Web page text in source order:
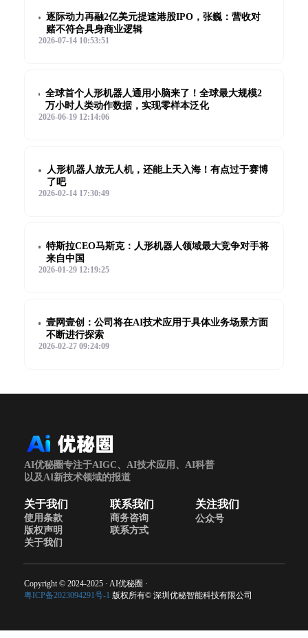
逐际动力再融2亿美元提速港股IPO，张巍：营收对
赌不符合具身商业逻辑
2026-07-14 10:53:51
全球首个人形机器人通用小脑来了！全球最大规模2
万小时人类动作数据，实现零样本泛化
2026-06-19 12:14:06
人形机器人放无人机，还能上天入海！有点过于赛博
了吧
2026-02-14 17:30:49
特斯拉CEO马斯克：人形机器人领域最大竞争对手将
来自中国
2026-01-29 12:19:25
壹网壹创：公司将在AI技术应用于具体业务场景方面
不断进行探索
2026-02-27 09:24:09
AI优秘圈专注于AIGC、AI技术应用、AI科普
以及AI新技术领域的报道
关于我们
使用条款
版权声明
关于我们
联系我们
商务咨询
联系方式
关注我们
公众号
Copyright © 2024-2025 · AI优秘圈 ·
粤ICP备2023094291号-1 版权所有© 深圳优秘智能科技有限公司